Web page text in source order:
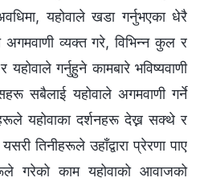
यहोवाले खडा गर्नुभएका धेरै
अगमवाणी व्यक्त गरे, विभिन्न कुल र
गर्नुहुने कामबारे भविष्यवाणी
सबैलाई यहोवाले अगमवाणी गर्ने
यहोवाका दर्शनहरू देख्न सक्थे र
तिनीहरूले उहाँद्वारा प्रेरणा पाए
गरेको काम यहोवाको आवाजको